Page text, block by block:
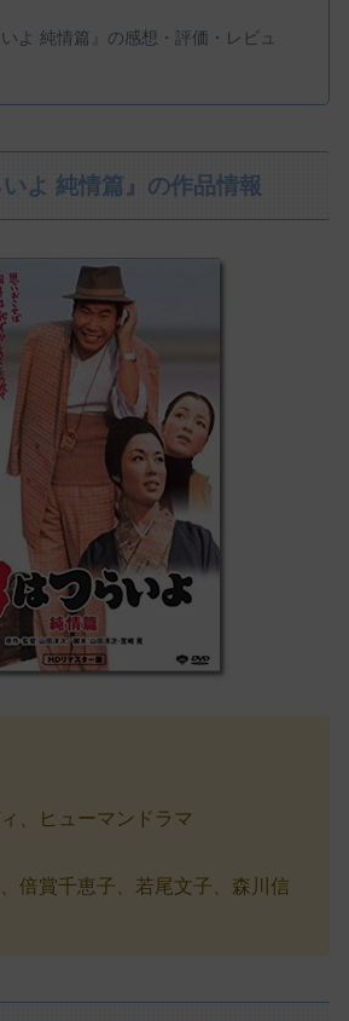
よ 純情篇』の感想・評価・レビュ
よ 純情篇』の作品情報
、ヒューマンドラマ
倍賞千恵子、若尾文子、森川信